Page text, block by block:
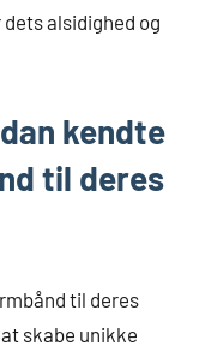
alsidighed og
kendte
til deres
til deres
skabe unikke